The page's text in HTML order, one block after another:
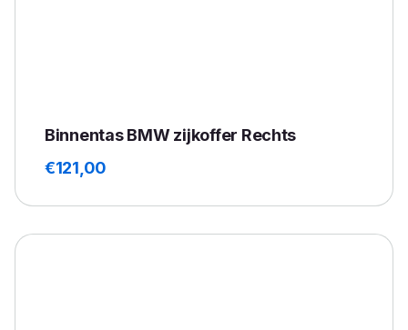
Binnentas BMW zijkoffer Rechts
€121,00